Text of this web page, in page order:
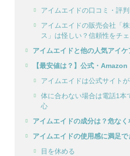
アイムエイドの口コミ・評
アイムエイドの販売会社「
ス」は怪しい？信頼性をチェ
アイムエイドと他の人気アイ
【最安値は？】公式・
アイムエイドは公式サイト
体に合わない場合は電話1本
心
アイムエイドの成分は？危なく
アイムエイドの使用感に満足
目を休める